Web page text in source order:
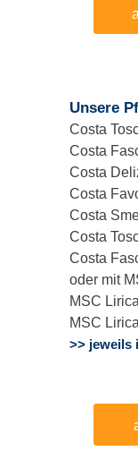
Unsere
Costa
Costa
Costa
Costa
Costa
Costa
Costa
oder mit
MSC
MSC
>> jeweils